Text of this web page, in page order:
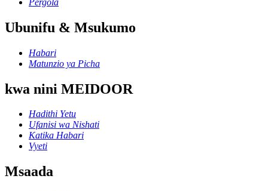
Ubunifu & Msukumo
Habari
Matunzio ya Picha
kwa nini MEIDOOR
Hadithi Yetu
Ufanisi wa Nishati
Katika Habari
Vyeti
Msaada